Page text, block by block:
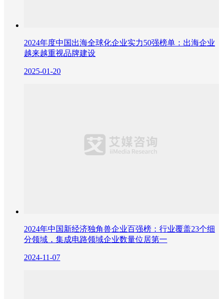
2024年度中国出海全球化企业实力50强榜单：出海企业
越来越重视品牌建设
2025-01-20
2024年中国新经济独角兽企业百强榜：行业覆盖23个细
分领域，集成电路领域企业数量位居第一
2024-11-07